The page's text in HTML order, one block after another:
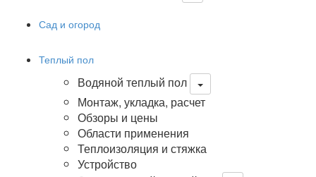
Сад и огород
Теплый пол
Водяной теплый пол
Монтаж, укладка, расчет
Обзоры и цены
Области применения
Теплоизоляция и стяжка
Устройство